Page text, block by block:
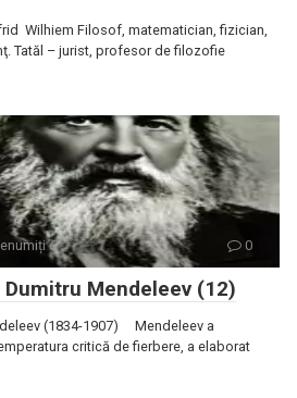
Wilhiem Filosof, matematician, fizician,
Tatăl – jurist, profesor de filozofie
0
Dumitru Mendeleev (12)
(1834-1907) Mendeleev a
critică de fierbere, a elaborat